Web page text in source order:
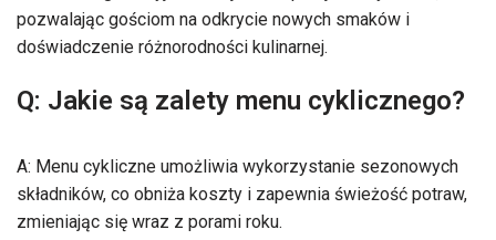
pozwalając gościom na odkrycie nowych smaków i
doświadczenie różnorodności kulinarnej.
Q: Jakie są zalety menu cyklicznego?
A: Menu cykliczne umożliwia wykorzystanie sezonowych
składników, co obniża koszty i zapewnia świeżość potraw,
zmieniając się wraz z porami roku.